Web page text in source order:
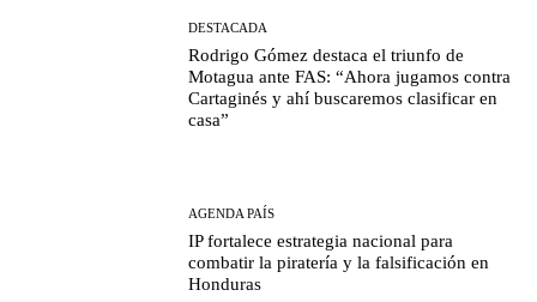
DESTACADA
Rodrigo Gómez destaca el triunfo de
Motagua ante FAS: “Ahora jugamos contra
Cartaginés y ahí buscaremos clasificar en
casa”
AGENDA PAÍS
IP fortalece estrategia nacional para
combatir la piratería y la falsificación en
Honduras